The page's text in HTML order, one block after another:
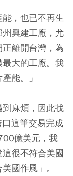
，也已不再生
興建工廠，尤
離開台灣，為
大的工廠。我
能。」
到麻煩，因此找
這筆交易完成
億美元，我
很不符合美國
國作風」。